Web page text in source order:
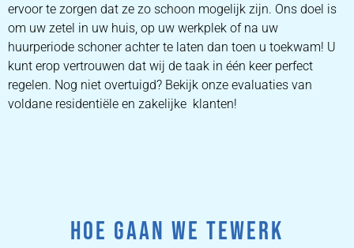
ervoor te zorgen dat ze zo schoon mogelijk zijn. Ons doel is
om uw zetel in uw huis, op uw werkplek of na uw
huurperiode schoner achter te laten dan toen u toekwam! U
kunt erop vertrouwen dat wij de taak in één keer perfect
regelen. Nog niet overtuigd? Bekijk onze evaluaties van
voldane residentiële en zakelijke klanten!
HOE GAAN WE TEWERK